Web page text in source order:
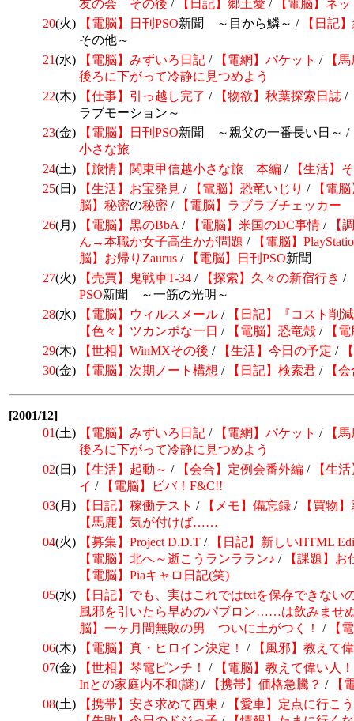
友の会 その後 / 【日記】郷土愛 /
【電脳】ネ
20(火) 【電脳】日刊 PSO新聞 ～目から鱗～ / 【日記】
その他～
21(水) 【電脳】みずいろ日記 / 【電網】パケット /
【
後ろに下がって冷静に見つめよう
22(木) 【仕事】引っ越し完了 / 【物欲】秋葉探索日誌 /
ラブモーション～
23(金) 【電脳】日刊 PSO新聞 ～親父の一番長い日～ /
小さな旅
24(土) 【旅情】関東甲信越小さな旅 本編 /
【生活】
25(日) 【生活】お宝発見 / 【電脳】恐竜いじり /
【電
脳】 秘密の秘密 /
【電脳】ラブラブチェッカー
26(月) 【電脳】 黒のBbA / 【電脳】 米国のDC事情 /
【
ん→本職か女子高生かが問題 / 【電脳】
脳】お帰りZaurus / 【電脳】日刊 PSO新聞
27(火) 【売買】 鬼戦車T-34 / 【探索】久々の新宿行き /
PSO新聞 ～一筋の光明～
28(水) 【電脳】ウィルスメール / 【日記】
『コスト削
【色々】ツカンポな一日 / 【電脳】恐竜殻 /
【
29(木) 【世相】WinMXその後 / 【生活】今日の予定 /
30(金) 【電脳】次期ノート構想 / 【日記】検索君 / 【
[2001/12]
01(土) 【電脳】みずいろ日記 / 【電網】パケット /
【
後ろに下がって冷静に見つめよう
02(日) 【生活】起動～ / 【会合】定例会番外編 /
【生
イ /
【電脳】ビバ！F&C!!
03(月) 【日記】稼働テスト / 【メモ】備忘録 /
【買物
【馬鹿】気が付けば……
04(火) 【募集】 Project D.D.T / 【日記】 新しいHTML
【電脳】北へ～逝こうランララン♪ /
【課題】お
【電脳】Piaキャロ日記(笑)
05(水) 【日記】 でも、実はこれではtxtを保存できない
風邪を引いたら早めのパブロン……は飲みませ
脳】一ヶ月間無敗の男 ついに土がつく！
/
【
06(木) 【電脳】 真・ヒロイン決定！ /
【風邪】教えて
07(金) 【世相】 琴電ピンチ！ /
【電脳】教えて偉い人
Inとの家庭内不和(謎) / 【携帯】価格急騰？ /
【
08(土) 【携帯】安さ求めて西東 /
【愛車】定点に行こ